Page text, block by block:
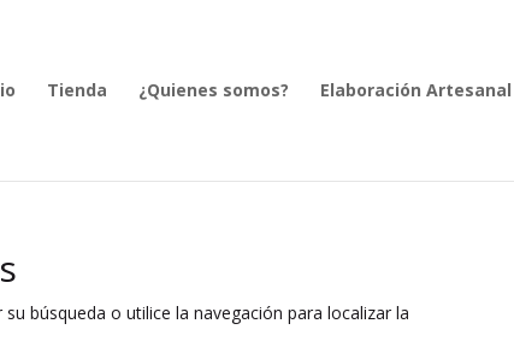
Tienda ¿Quienes somos? Elaboración Artesanal
búsqueda o utilice la navegación para localizar la